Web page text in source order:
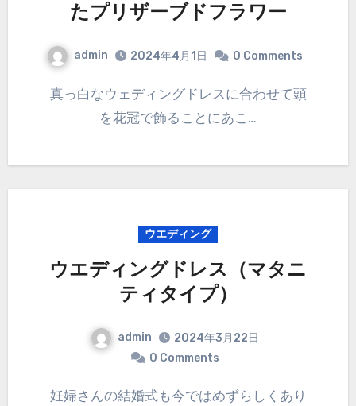
たプリザーブドフラワー
admin 2024年4月1日 0 Comments
真っ白なウェディングドレスに合わせて頭
を花冠で飾ることにあこ…
ウエディング
ウエディングドレス（マタニ
ティタイプ）
admin
2024年3月22日
0 Comments
妊婦さんの結婚式も今ではめずらしくあり